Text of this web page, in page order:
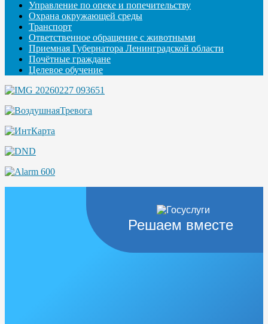
Управление по опеке и попечительству
Охрана окружающей среды
Транспорт
Ответственное обращение с животными
Приемная Губернатора Ленинградской области
Почётные граждане
Целевое обучение
Решаем вместе